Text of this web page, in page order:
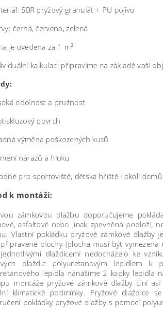
SBR pryžový granulát + PU pojivo
černá, červená, zelená
je uvedena za 1 m²
kalkulaci připravíme na základě vaší
odolnost a pružnost
povrch
výměna poškozených kusů
nárazů a hluku
pro sportoviště, dětská hřiště i okolí domů
k montáži:
zámkovou dlažbu doporučujeme
asfaltové nebo jinak zpevněná podloží,
Vlastní pokládku pryžové zámkové dlažby
plochy (plocha musí být
dlaždicemi nedocházelo ke
dlaždic polyuretanovým lepidlem
lepidla nanášíme 2 kapky lepidla
montáže pryžové zámkové dlažby činí
klimatické podmínky. Pryžové dlaždice
pokládky pryžové dlažby s pomocí